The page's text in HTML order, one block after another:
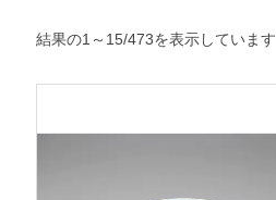
結果の1～15/473を表示しています